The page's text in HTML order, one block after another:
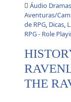
Áudio
Aventuras/
de RPG, Dicas,
RPG - Role
THE